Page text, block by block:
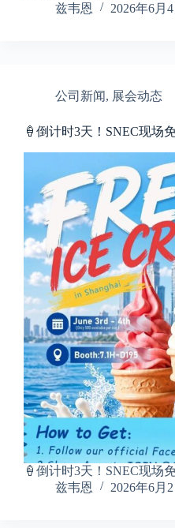
兹韦恩
2026年6月4
公司新闻, 展会动态
🍦倒计时3天！SNEC现场
🍦倒计时3天！SNEC现场
兹韦恩
2026年6月2